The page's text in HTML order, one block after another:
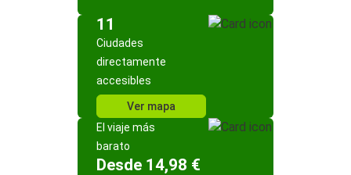
11
Ciudades
directamente
accesibles
Ver mapa
El viaje más
barato
Desde 14,98 €